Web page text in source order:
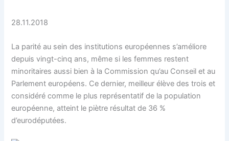
28.11.2018
La parité au sein des institutions européennes s’améliore
depuis vingt-cinq ans, même si les femmes restent
minoritaires aussi bien à la Commission qu’au Conseil et au
Parlement européens. Ce dernier, meilleur élève des trois et
considéré comme le plus représentatif de la population
européenne, atteint le piètre résultat de 36 %
d’eurodéputées.